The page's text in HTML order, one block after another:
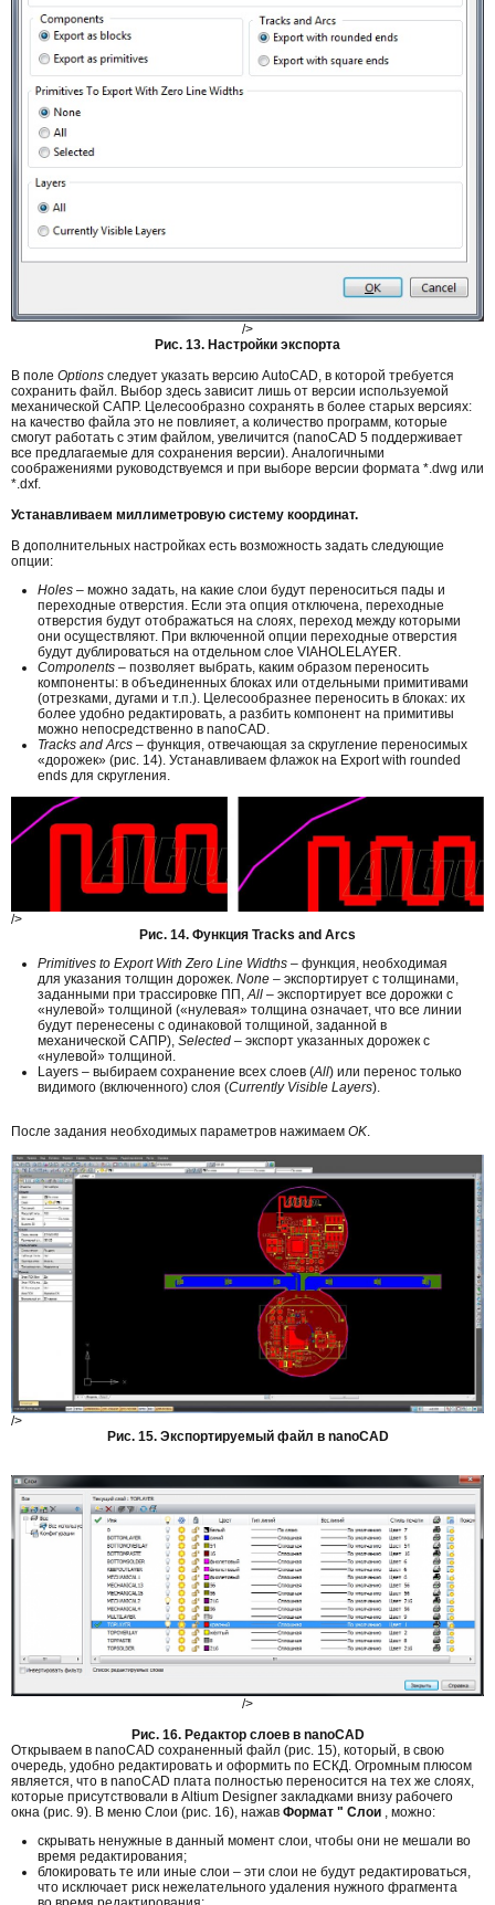
/>
Рис. 13. Настройки экспорта
В поле Options следует указать версию AutoCAD, в которой требуется
сохранить файл. Выбор здесь зависит лишь от версии используемой
механической САПР. Целесообразно сохранять в более старых версиях:
на качество файла это не повлияет, а количество программ, которые
смогут работать с этим файлом, увеличится (nanoCAD 5 поддерживает
все предлагаемые для сохранения версии). Аналогичными
соображениями руководствуемся и при выборе версии формата *.dwg или
*.dxf.
Устанавливаем миллиметровую систему координат.
В дополнительных настройках есть возможность задать следующие
опции:
Holes – можно задать, на какие слои будут переноситься пады и
переходные отверстия. Если эта опция отключена, переходные
отверстия будут отображаться на слоях, переход между которыми
они осуществляют. При включенной опции переходные отверстия
будут дублироваться на отдельном слое VIAHOLELAYER.
Components – позволяет выбрать, каким образом переносить
компоненты: в объединенных блоках или отдельными примитивами
(отрезками, дугами и т.п.). Целесообразнее переносить в блоках: их
более удобно редактировать, а разбить компонент на примитивы
можно непосредственно в nanoCAD.
Tracks and Arcs – функция, отвечающая за скругление переносимых
«дорожек» (рис. 14). Устанавливаем флажок на Export with rounded
ends для скругления.
/>
Рис. 14. Функция Tracks and Arcs
Primitives to Export With Zero Line Widths – функция, необходимая
для указания толщин дорожек. None – экспортирует с толщинами,
заданными при трассировке ПП,All – экспортирует все дорожки с
«нулевой» толщиной («нулевая» толщина означает, что все линии
будут перенесены с одинаковой толщиной, заданной в
механической САПР), Selected – экспорт указанных дорожек с
«нулевой» толщиной.
Layers – выбираем сохранение всех слоев (All) или перенос только
видимого (включенного) слоя (Currently Visible Layers).
После задания необходимых параметров нажимаем OK.
/>
Рис. 15. Экспортируемый файл в nanoCAD
/>
Рис. 16. Редактор слоев в nanoCAD
Открываем в nanoCAD сохраненный файл (рис. 15), который, в свою
очередь, удобно редактировать и оформить по ЕСКД. Огромным плюсом
является, что в nanoCAD плата полностью переносится на тех же слоях,
которые присутствовали в Altium Designer закладками внизу рабочего
окна (рис. 9). В меню Слои (рис. 16), нажав Формат " Слои , можно:
скрывать ненужные в данный момент слои, чтобы они не мешали во
время редактирования;
блокировать те или иные слои – эти слои не будут редактироваться,
что исключает риск нежелательного удаления нужного фрагмента